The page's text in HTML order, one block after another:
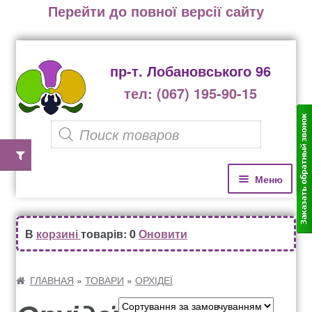
Перейти до повної версії сайту
пр-т. Лобановського 96
тел: (067) 195-90-15
P
r
u
c
s
е
р
е
й
и
е
р
е
й
и
Меню
Озеленення офісів, бізнес центрів, ресторанів
В корзинітоварів: 0Оновити
ГЛАВНАЯ »ТОВАРИ »ОРХІДЕЇ